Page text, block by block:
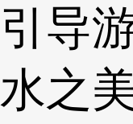
引导
水之